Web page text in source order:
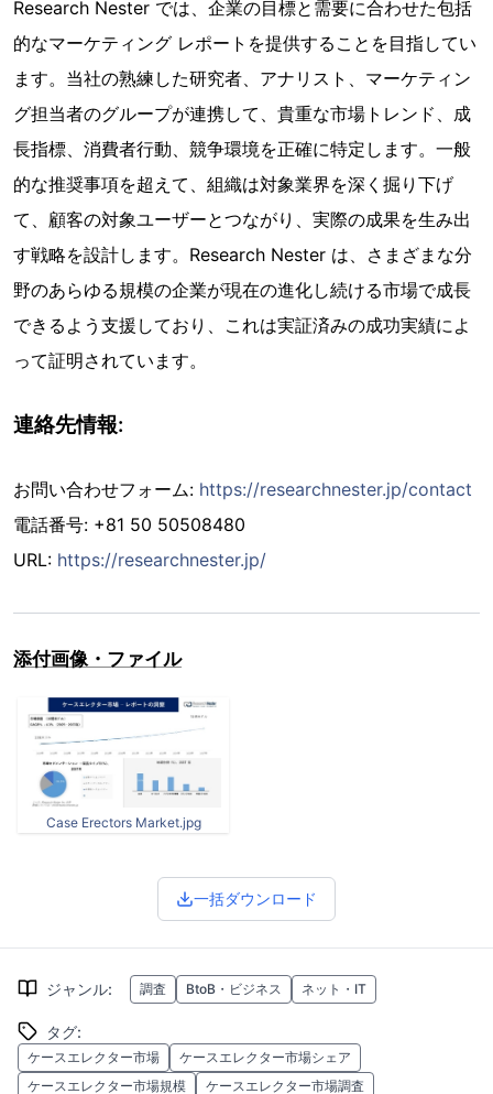
Research Nester では、企業の目標と需要に合わせた包括
的なマーケティング レポートを提供することを目指してい
ます。当社の熟練した研究者、アナリスト、マーケティン
グ担当者のグループが連携して、貴重な市場トレンド、成
長指標、消費者行動、競争環境を正確に特定します。一般
的な推奨事項を超えて、組織は対象業界を深く掘り下げ
て、顧客の対象ユーザーとつながり、実際の成果を生み出
す戦略を設計します。Research Nester は、さまざまな分
野のあらゆる規模の企業が現在の進化し続ける市場で成長
できるよう支援しており、これは実証済みの成功実績によ
って証明されています。
連絡先情報:
お問い合わせフォーム: https://researchnester.jp/contact
電話番号: +81 50 50508480
URL: https://researchnester.jp/
添付画像・ファイル
Case Erectors Market.jpg
一括ダウンロード
ジャンル: 調査 BtoB・ビジネス ネット・IT
タグ:
ケースエレクター市場
ケースエレクター市場シェア
ケースエレクター市場規模
ケースエレクター市場調査